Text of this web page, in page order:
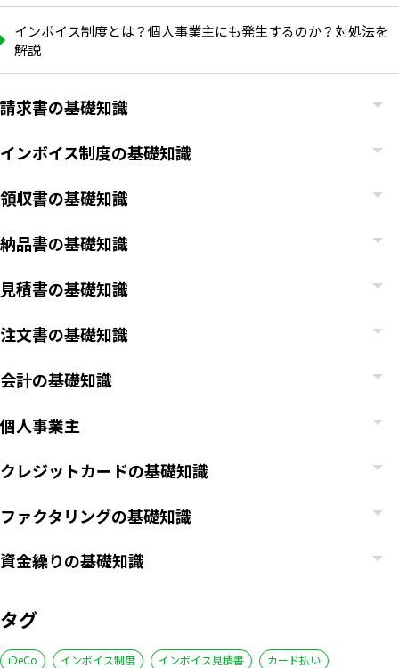
インボイス制度とは？個人事業主にも発生するのか？対処法を
解説
請求書の基礎知識
インボイス制度の基礎知識
領収書の基礎知識
納品書の基礎知識
見積書の基礎知識
注文書の基礎知識
会計の基礎知識
個人事業主
クレジットカードの基礎知識
ファクタリングの基礎知識
資金繰りの基礎知識
タグ
iDeCo インボイス制度 インボイス見積書
カード払い